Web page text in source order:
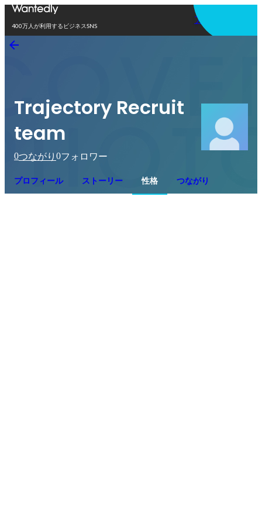
400万人が利用するビジネスSNS
アプリを使う
Trajectory Recruit
team
0つながり 0フォロワー
プロフィール ストーリー 性格 つながり